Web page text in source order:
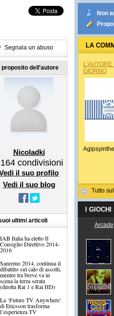
Segnala un abuso
proposito dell'autore
Nicoladki
condivisioni
il suo profilo
Vedi il suo blog
suoi ultimi articoli
IAB Italia ha eletto Il
Consiglio Direttivo 2014-
2016
Sanremo 2014. continua il
dibattito sul calo di ascolti,
mentre tra breve va in
scena la terza serata
(diretta Rai 1 e Rai HD)
La ‘Future TV Anywhere’
di Ericsson trasforma
l’esperienza TV
Non
LA
L'AUTORE
GIORNO
Tutto
I
Arcade